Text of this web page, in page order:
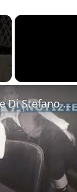
Motta Sant'Anastasia. L'omaggio al tenore mottese Giuseppe Di Stefano nel giorno della sua nascita.